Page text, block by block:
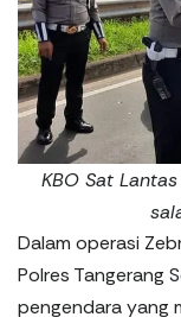
KBO Sat
Dalam operasi
Polres Tangerang
pengendara yang